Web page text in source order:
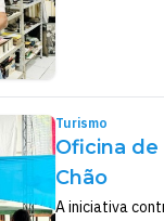
Turismo
Oficina
Chão
A iniciativa